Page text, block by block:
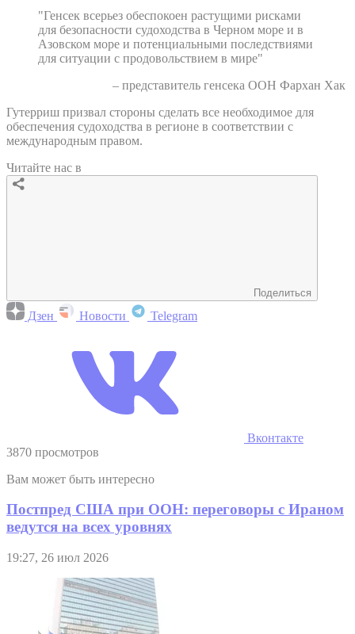
"Генсек всерьез обеспокоен растущими рисками
для безопасности судоходства в Черном море и в
Азовском море и потенциальными последствиями
для ситуации с продовольствием в мире"
– представитель генсека ООН Фархан Хак
Гутерриш призвал стороны сделать все необходимое для
обеспечения судоходства в регионе в соответствии с
международным правом.
Читайте нас в
Поделиться
Дзен Новости Telegram
Вконтакте
3870 просмотров
Вам может быть интересно
Постпред США при ООН: переговоры с Ираном
ведутся на всех уровнях
19:27, 26 июл 2026